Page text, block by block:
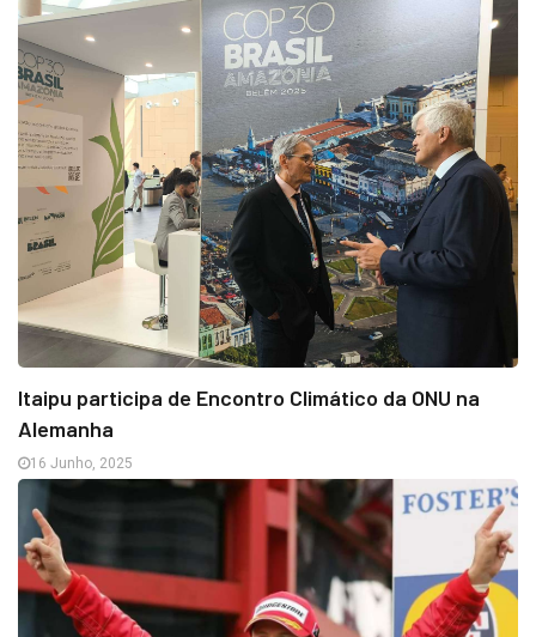
Itaipu participa de Encontro Climático da ONU na
Alemanha
16 Junho, 2025